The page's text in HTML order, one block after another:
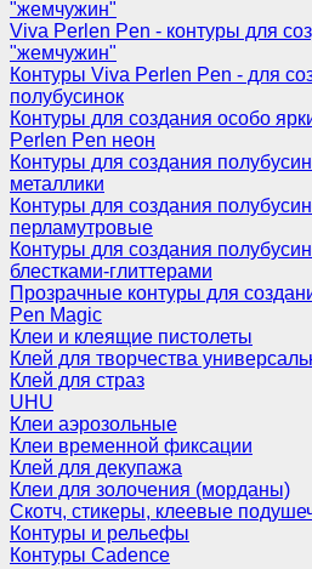
"жемчужин"
Viva Perlen Pen - контуры для
"жемчужин"
Контуры Viva Perlen Pen - для
полубусинок
Контуры для создания особо
Perlen Pen неон
Контуры для создания
металлики
Контуры для создания
перламутровые
Контуры для создания
блестками-глиттерами
Прозрачные контуры для
Pen Magic
Клеи и клеящие пистолеты
Клей для творчества
Клей для страз
UHU
Клеи аэрозольные
Клеи временной фиксации
Клей для декупажа
Клеи для золочения (морданы)
Скотч, стикеры, клеевые
Контуры и рельефы
Контуры Cadence